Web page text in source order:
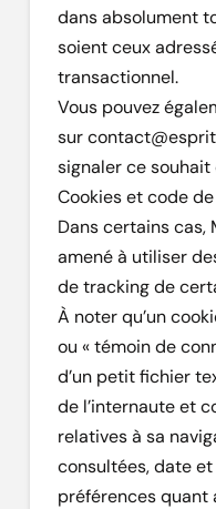
dans absolument
soient ceux
transactionnel.
Vous pouvez
sur
signaler ce
Cookies et code
Dans certains cas,
amené à utiliser
de tracking de
À noter qu’un
ou « témoin de
d’un petit fichier
de l’internaute et
relatives à sa
consultées, date
préférences quant